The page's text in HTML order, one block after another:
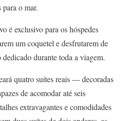
para o mar.
é exclusivo para os hóspedes
um coquetel e desfrutarem de
durante toda a viagem.
quatro suítes reais — decoradas
de acomodar até seis
extravagantes e comodidades